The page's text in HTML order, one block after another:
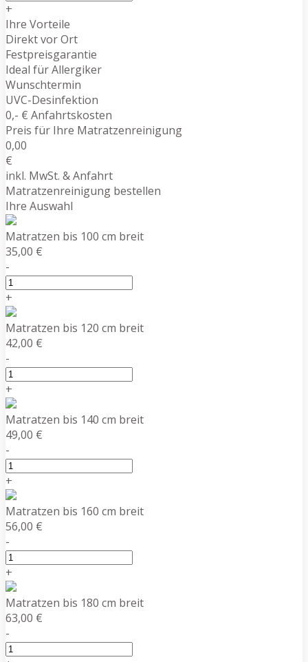
+
Ihre Vorteile
Direkt vor Ort
Festpreisgarantie
Ideal für Allergiker
Wunschtermin
UVC-Desinfektion
0,- € Anfahrtskosten
Preis für Ihre Matratzenreinigung
0,00
€
inkl. MwSt. & Anfahrt
Matratzenreinigung bestellen
Ihre Auswahl
Matratzen bis 100 cm breit
35,00 €
-
+
Matratzen bis 120 cm breit
42,00 €
-
+
Matratzen bis 140 cm breit
49,00 €
-
+
Matratzen bis 160 cm breit
56,00 €
-
+
Matratzen bis 180 cm breit
63,00 €
-